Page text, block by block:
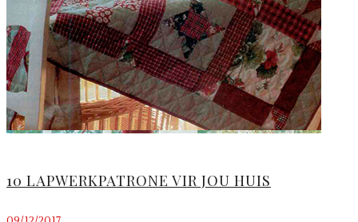
10 LAPWERKPATRONE VIR JOU HUIS